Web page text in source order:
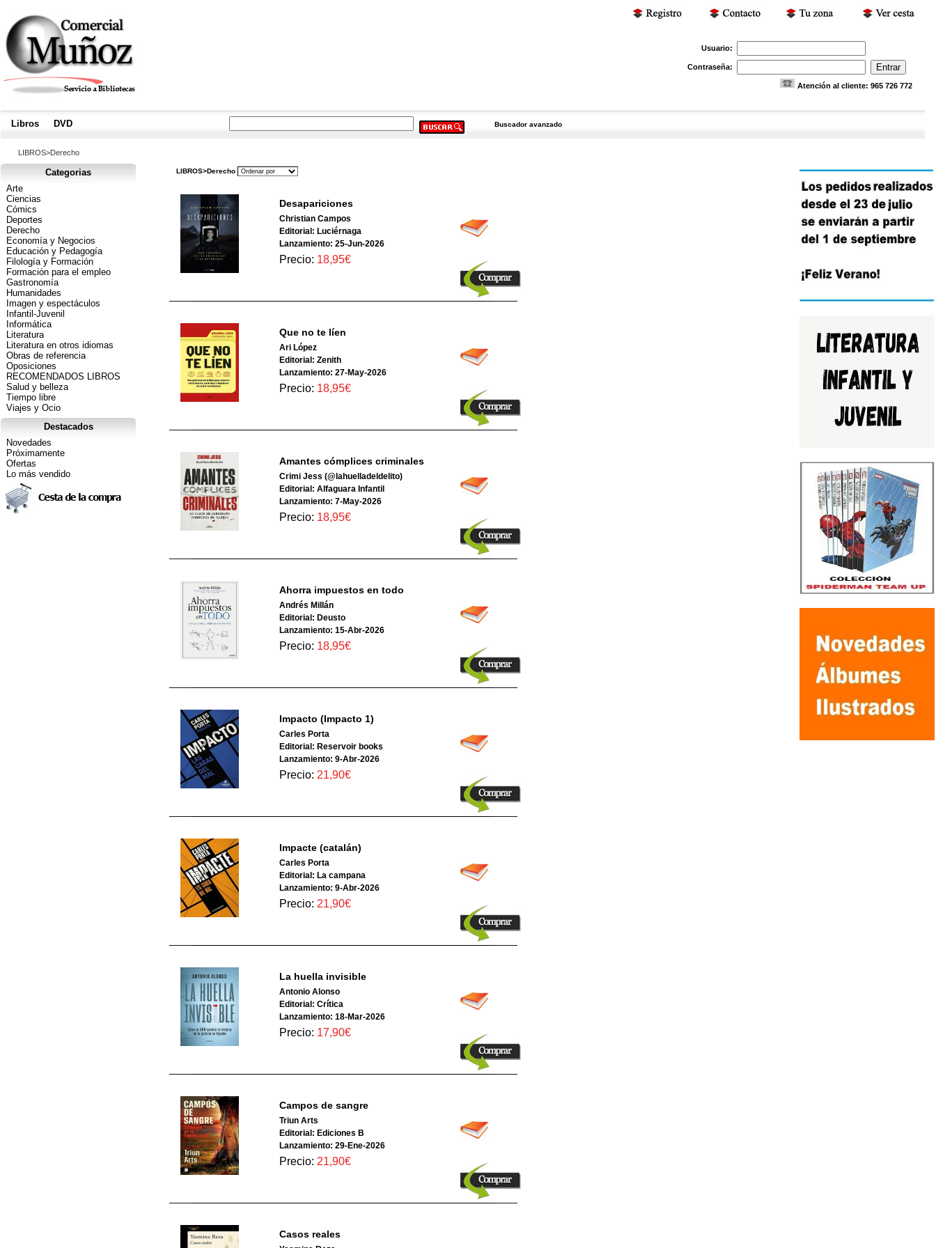
Usuario:
Contraseña:
Atención al cliente: 965 726 772
Libros DVD Buscador avanzado
LIBROS>Derecho
Categorias
Arte
Ciencias
Cómics
Deportes
Derecho
Economía y Negocios
Educación y Pedagogía
Filología y Formación
Formación para el empleo
Gastronomía
Humanidades
Imagen y espectáculos
Infantil-Juvenil
Informática
Literatura
Literatura en otros idiomas
Obras de referencia
Oposiciones
RECOMENDADOS LIBROS
Salud y belleza
Tiempo libre
Viajes y Ocio
Destacados
Novedades
Próximamente
Ofertas
Lo más vendido
LIBROS>Derecho
Desapariciones
Christian Campos
Editorial: Luciérnaga
Lanzamiento: 25-Jun-2026
Precio: 18,95€
Que no te líen
Ari López
Editorial: Zenith
Lanzamiento: 27-May-2026
Precio: 18,95€
Amantes cómplices criminales
Crimi Jess (@lahuelladeldelito)
Editorial: Alfaguara Infantil
Lanzamiento: 7-May-2026
Precio: 18,95€
Ahorra impuestos en todo
Andrés Millán
Editorial: Deusto
Lanzamiento: 15-Abr-2026
Precio: 18,95€
Impacto (Impacto 1)
Carles Porta
Editorial: Reservoir books
Lanzamiento: 9-Abr-2026
Precio: 21,90€
Impacte (catalán)
Carles Porta
Editorial: La campana
Lanzamiento: 9-Abr-2026
Precio: 21,90€
La huella invisible
Antonio Alonso
Editorial: Crítica
Lanzamiento: 18-Mar-2026
Precio: 17,90€
Campos de sangre
Triun Arts
Editorial: Ediciones B
Lanzamiento: 29-Ene-2026
Precio: 21,90€
Casos reales